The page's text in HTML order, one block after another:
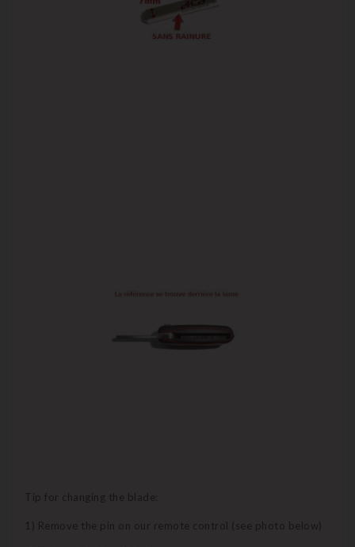
Tip for changing the blade:
1) Remove the pin on our remote control (see photo below)